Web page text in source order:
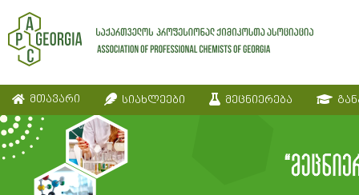
მთავარი სიახლეები მეცნიერება